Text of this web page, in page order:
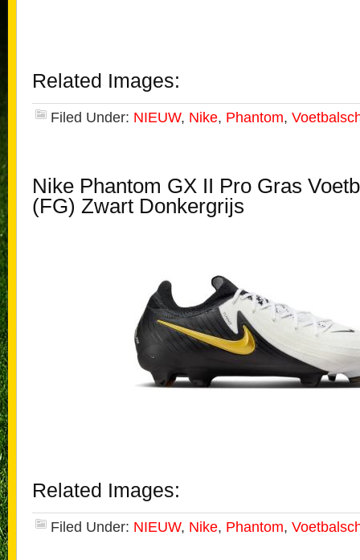
Related Images:
Filed Under: NIEUW, Nike, Phantom,
Nike Phantom GX II Pro Gras
(FG) Zwart Donkergrijs
Related Images:
Filed Under: NIEUW, Nike, Phantom,